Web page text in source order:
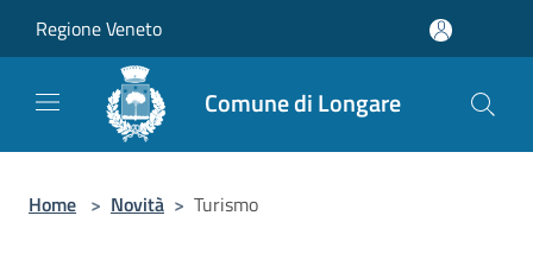
Regione Veneto
Comune di Longare
Home > Novità > Turismo